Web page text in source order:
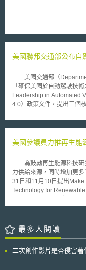
美國聯邦交通部公布自
美國交通部（
「確保美國於自動駕駛技
Leadership in Automated
4.0）政策文件，提出三個核心原則
誤導行為，以強化民眾對此新興技術的信心
及犯罪，如制定網路安全標
公眾隱私保護，特別是針
用。 支援與協助自動駕駛技術研發，並透過提供多樣化商品和服務，滿足
消費者需求並增加自駕車
具。 二、 保障市場效率： 採取靈活及技術中立政策，由大眾選擇具經濟及
各方合作： 積極協調全國自動駕駛技術研究、法規和政策，以利有效運用
各機構資源。 參考國際間自動駕駛技術標準及監理法規，並與各州政府及
業界共同研擬與整合自動駕
美國參議員力推再生能
為鼓勵再生能源科技研
力供給來源，同時增加更
31日和11月10日提出Make
Technology for Renewable
energy technology）之研
額外投注美金5億元於先進
Tax Credit program），進
力等發電方式所具有的不確
最多人閱讀
二次創作影片是否侵害